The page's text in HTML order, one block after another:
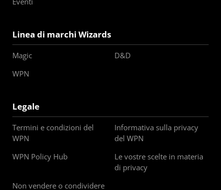
Linea di marchi Wizards
Magic
D&D
WPN
Legale
Termini e condizioni del
WPN
Informativa sulla privacy
del WPN
WPN Policy Hub
Le vostre scelte in materia
di privacy
Non vendere o condividere